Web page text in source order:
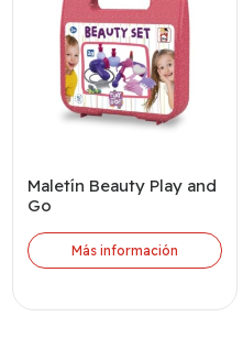
Maletín Beauty Play and
Go
Más información